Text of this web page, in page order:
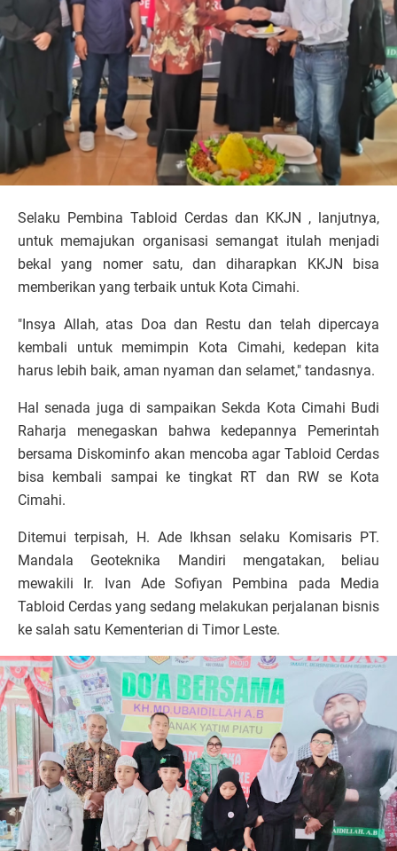
Selaku Pembina Tabloid Cerdas dan KKJN , lanjutnya,
untuk memajukan organisasi semangat itulah menjadi
bekal yang nomer satu, dan diharapkan KKJN bisa
memberikan yang terbaik untuk Kota Cimahi.
"Insya Allah, atas Doa dan Restu dan telah dipercaya
kembali untuk memimpin Kota Cimahi, kedepan kita
harus lebih baik, aman nyaman dan selamet," tandasnya.
Hal senada juga di sampaikan Sekda Kota Cimahi Budi
Raharja menegaskan bahwa kedepannya Pemerintah
bersama Diskominfo akan mencoba agar Tabloid Cerdas
bisa kembali sampai ke tingkat RT dan RW se Kota
Cimahi.
Ditemui terpisah, H. Ade Ikhsan selaku Komisaris PT.
Mandala Geoteknika Mandiri mengatakan, beliau
mewakili Ir. Ivan Ade Sofiyan Pembina pada Media
Tabloid Cerdas yang sedang melakukan perjalanan bisnis
ke salah satu Kementerian di Timor Leste.